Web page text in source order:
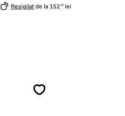
Resigilat de la 152 10 lei